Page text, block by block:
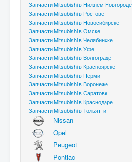
Запчасти Mitsubishi в Нижнем Новгороде
Запчасти Mitsubishi в Ростове
Запчасти Mitsubishi в Новосибирске
Запчасти Mitsubishi в Омске
Запчасти Mitsubishi в Челябинске
Запчасти Mitsubishi в Уфе
Запчасти Mitsubishi в Волгограде
Запчасти Mitsubishi в Красноярске
Запчасти Mitsubishi в Перми
Запчасти Mitsubishi в Воронеже
Запчасти Mitsubishi в Саратове
Запчасти Mitsubishi в Краснодаре
Запчасти Mitsubishi в Тольятти
Nissan
Opel
Peugeot
Pontiac